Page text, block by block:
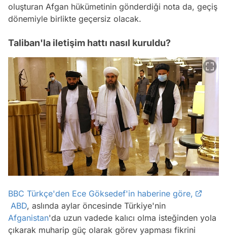
oluşturan Afgan hükümetinin gönderdiği nota da, geçiş
dönemiyle birlikte geçersiz olacak.
Taliban'la iletişim hattı nasıl kuruldu?
BBC Türkçe'den Ece Göksedef'in haberine göre,
ABD, aslında aylar öncesinde Türkiye'nin
Afganistan'da uzun vadede kalıcı olma isteğinden yola
çıkarak muharip güç olarak görev yapması fikrini